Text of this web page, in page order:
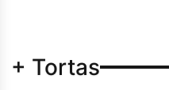
+ Tortas